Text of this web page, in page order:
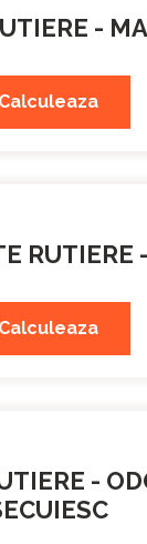
-
Calculeaza
RUTIERE
Calculeaza
-